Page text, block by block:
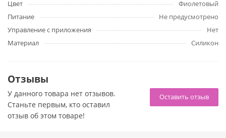
только наслаждение и радость, не забывайте после
каждого использования промывать ее теплой водой,
вытереть насухо и обработать специальным
Цвет
Фиолетовый
Питание
Не предусмотрено
Управление с приложения
Нет
Материал
Силикон
Отзывы
Оставить отзыв
У данного товара нет отзывов.
Станьте первым, кто оставил
отзыв об этом товаре!